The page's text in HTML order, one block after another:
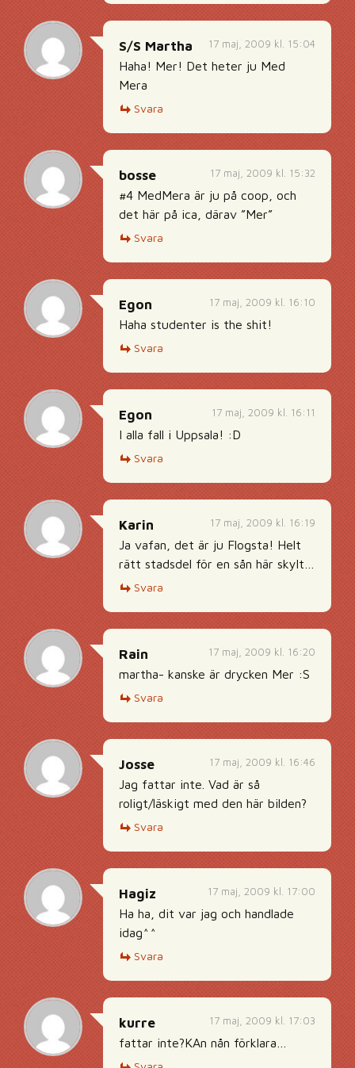
17 maj, 2009 kl. 15:04
S/S Martha
Haha! Mer! Det heter ju Med
Mera
Svara
17 maj, 2009 kl. 15:32
bosse
#4 MedMera är ju på coop, och
det här på ica, därav ”Mer”
Svara
17 maj, 2009 kl. 16:10
Egon
Haha studenter is the shit!
Svara
17 maj, 2009 kl. 16:11
Egon
I alla fall i Uppsala! :D
Svara
17 maj, 2009 kl. 16:19
Karin
Ja vafan, det är ju Flogsta! Helt
rätt stadsdel för en sån här skylt…
Svara
17 maj, 2009 kl. 16:20
Rain
martha- kanske är drycken Mer :S
Svara
17 maj, 2009 kl. 16:46
Josse
Jag fattar inte. Vad är så
roligt/läskigt med den här bilden?
Svara
17 maj, 2009 kl. 17:00
Hagiz
Ha ha, dit var jag och handlade
idag^^
Svara
17 maj, 2009 kl. 17:03
kurre
fattar inte?KAn nån förklara…